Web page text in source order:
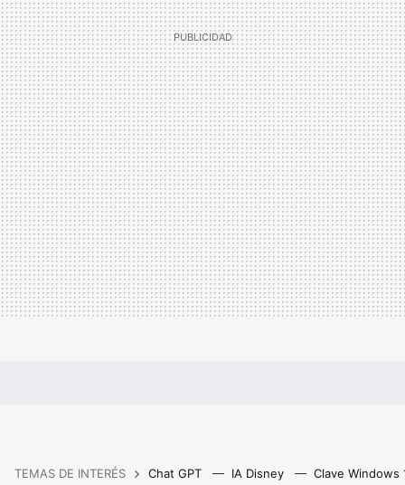
TEMAS DE INTERÉS Chat GPT IA Disney Clave Windows